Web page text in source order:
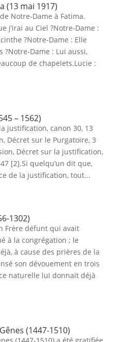
(13 mai 1917)
Notre-Dame à Fatima.
j’irai au Ciel ?Notre-Dame :
?Notre-Dame : Elle
?Notre-Dame : Lui aussi,
de chapelets.Lucie :
– 1562)
justification, canon 30, 13
Décret sur le Purgatoire, 3
Décret sur la justification,
[2].Si quelqu’un dit que,
de la justification, tout...
1302)
Frère défunt qui avait
à la congrégation ; le
à cause des prières de la
son dévouement en trois
naturelle lui donnait déjà
(1447-1510)